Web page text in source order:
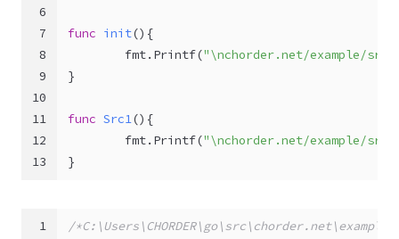
6
7
8
9
10
11
12
13
func init() {
        fmt.Printf(
"\nchorder.net/example/
}
func Src1() {
        fmt.Printf(
"\nchorder.net/example/
}
1
/